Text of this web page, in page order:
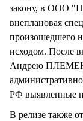
закону, в ООО
внеплановая
произошедшего
исходом. После
Андрею
РФ выявленные
В релизе также